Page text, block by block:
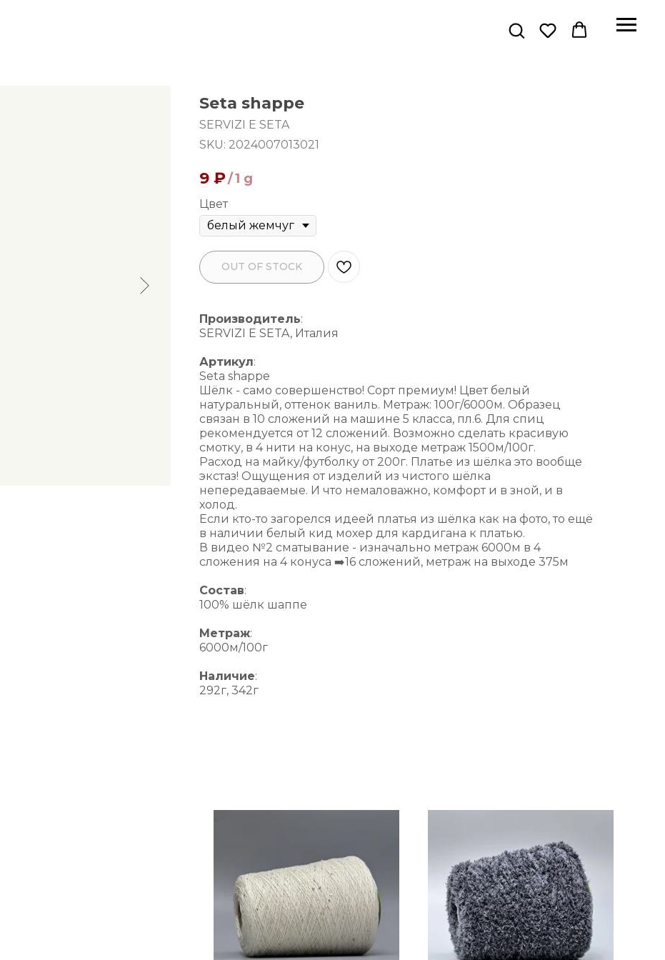
Seta shappe
SERVIZI E SETA
SKU: 2024007013021
9 ₽/1 g
Цвет
OUT OF STOCK
Производитель:
SERVIZI E SETA, Италия
Артикул:
Seta shappe
Шёлк - само совершенство! Сорт премиум! Цвет белый
натуральный, оттенок ваниль. Метраж: 100г/6000м. Образец
связан в 10 сложений на машине 5 класса, пл.6. Для спиц
рекомендуется от 12 сложений. Возможно сделать красивую
смотку, в 4 нити на конус, на выходе метраж 1500м/100г.
Расход на майку/футболку от 200г. Платье из шёлка это вообще
экстаз! Ощущения от изделий из чистого шёлка
непередаваемые. И что немаловажно, комфорт и в зной, и в
холод.
Если кто-то загорелся идеей платья из шёлка как на фото, то ещё
в наличии белый кид мохер для кардигана к платью.
В видео №2 сматывание - изначально метраж 6000м в 4
сложения на 4 конуса ➡️16 сложений, метраж на выходе 375м
Состав:
100% шёлк шаппе
Метраж:
6000м/100г
Наличие:
292г, 342г